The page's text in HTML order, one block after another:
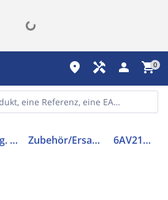
place handyman person shopping_cart0
Prog. Steuerungen Zubehör/Ersatzteile für Steuerungen 6AV21854MA000AX0